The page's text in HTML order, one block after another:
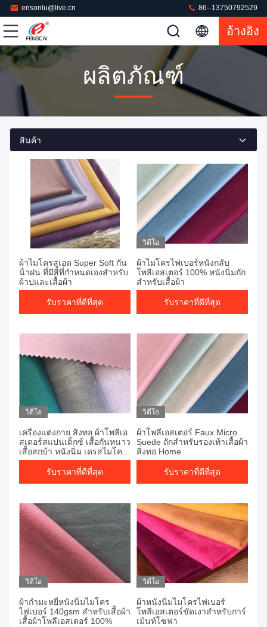
ensonlu@live.cn 86--13750792529
อ้างอิง
ผลิตภัณฑ์
สินค้า
ผ้าไมโครสูเอด Super Soft กัน
น้ําฝน ที่มีสีที่กําหนดเองสําหรับ
ผ้าปูและเสื้อผ้า
รับราคาที่ดีที่สุด
วิดีโอ
ผ้าไมโครไฟเบอร์หนังกลับ
โพลีเอสเตอร์ 100% หนังนิ่มถัก
สำหรับเสื้อผ้า
รับราคาที่ดีที่สุด
วิดีโอ
เครื่องแต่งกาย สิ่งทอ ผ้าโพลีเอ
สเตอร์สแปนเด็กซ์ เสื้อกันหนาว
เสื้อสกูบ้า หนังนิ่ม เดรสไมโคร
ไฟเบอร์
รับราคาที่ดีที่สุด
วิดีโอ
ผ้าโพลีเอสเตอร์ Faux Micro
Suede ถักสำหรับรองเท้าเสื้อผ้า
สิ่งทอ Home
รับราคาที่ดีที่สุด
วิดีโอ
ผ้ากำมะหยี่หนังนิ่มไมโคร
ไฟเบอร์ 140gsm สำหรับเสื้อผ้า
เสื้อผ้าโพลีเอสเตอร์ 100%
วิดีโอ
ผ้าหนังนิ่มไมโครไฟเบอร์
โพลีเอสเตอร์ขัดเงาสำหรับการ์
เม้นท์โซฟา